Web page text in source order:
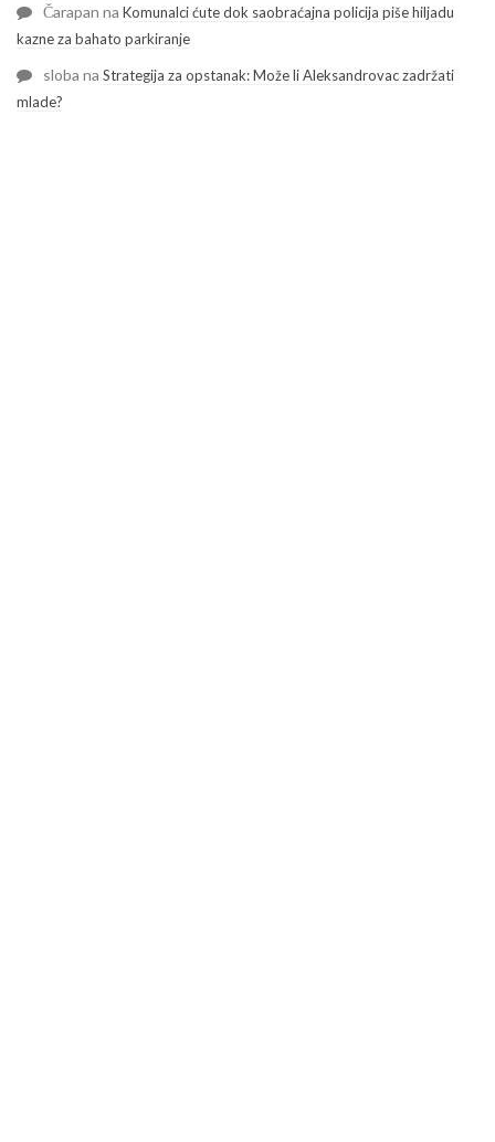
Čarapan na Komunalci ćute dok saobraćajna policija piše hiljadu
kazne za bahato parkiranje
sloba na Strategija za opstanak: Može li Aleksandrovac zadržati
mlade?